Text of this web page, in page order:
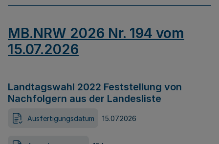
MB.NRW 2026 Nr. 194 vom
15.07.2026
Landtagswahl 2022 Feststellung von
Nachfolgern aus der Landesliste
Ausfertigungsdatum 15.07.2026